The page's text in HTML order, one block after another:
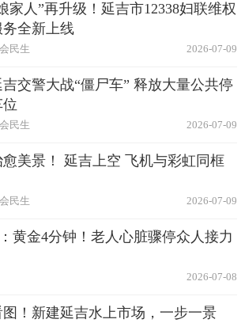
家人”再升级！延吉市12338妇联维权
务全新上线
2026-07-09
民生
吉交警大战“僵尸车” 释放大量公共停
位
2026-07-09
民生
愈美景！ 延吉上空 飞机与彩虹同框
2026-07-09
民生
黄金4分钟！老人心脏骤停众人接力
2026-07-08
图！新建延吉水上市场，一步一景